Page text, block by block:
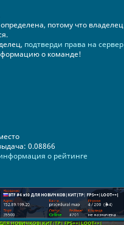
потому что владелец
подтверди права на сервер
о команде!
0.08866
о рейтинге